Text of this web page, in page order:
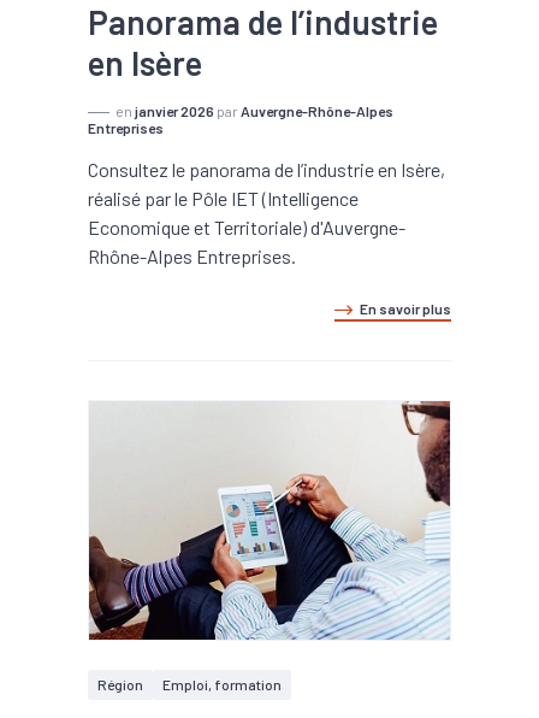
Panorama de l’industrie
en Isère
en janvier 2026 par Auvergne-Rhône-Alpes
Entreprises
Consultez le panorama de l’industrie en Isère,
réalisé par le Pôle IET (Intelligence
Economique et Territoriale) d'Auvergne-
Rhône-Alpes Entreprises.
En savoir plus
Région Emploi, formation